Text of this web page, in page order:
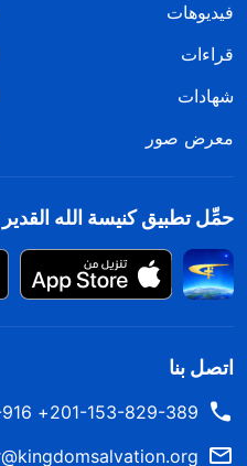
فيديوهات
قراءات
شهادات
معرض صور
حمِّل تطبيق كنيسة الله القدير
اتصل بنا
201-153-829-389+ 213-551-750-916+